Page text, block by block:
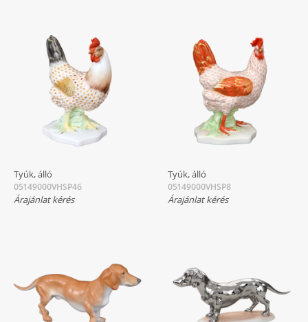
Tyúk, álló
05149000VHSP46
Árajánlat kérés
Tyúk, álló
05149000VHSP8
Árajánlat kérés